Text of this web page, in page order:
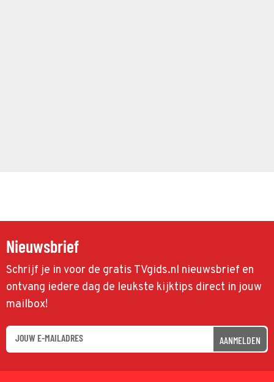
Nieuwsbrief
Schrijf je in voor de gratis TVgids.nl nieuwsbrief en
ontvang iedere dag de leukste kijktips direct in jouw
mailbox!
AANMELDEN